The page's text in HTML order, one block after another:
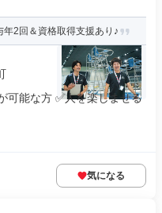
2回＆資格取得支援あり♪
可能な方 ✅人を楽しませる
気になる